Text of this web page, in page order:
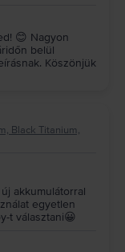
😊 Nagyon
belül
Köszönjük
Black Titanium,
akkumulátorral
egyetlen
t választani😀